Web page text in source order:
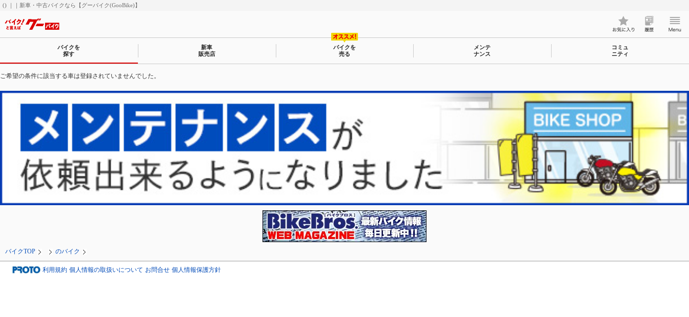
() ｜｜新車・中古バイクなら【グーバイク(GooBike)】
バイクを
探す
新車
販売店
バイクを
売る
メンテ
ナンス
コミュ
ニティ
ご希望の条件に該当する車は登録されていませんでした。
バイクTOP のバイク
利用規約 個人情報の取扱いについて お問合せ 個人情報保護方針